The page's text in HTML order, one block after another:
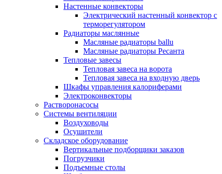
Настенные конвекторы
Электрический настенный конвектор с
терморегулятором
Радиаторы маслянные
Масляные радиаторы ballu
Масляные радиаторы Ресанта
Тепловые завесы
Тепловая завеса на ворота
Тепловая завеса на входную дверь
Шкафы управления калориферами
Электроконвекторы
Растворонасосы
Системы вентиляции
Воздуховоды
Осушители
Складское оборудование
Вертикальные подборщики заказов
Погрузчики
Подъемные столы